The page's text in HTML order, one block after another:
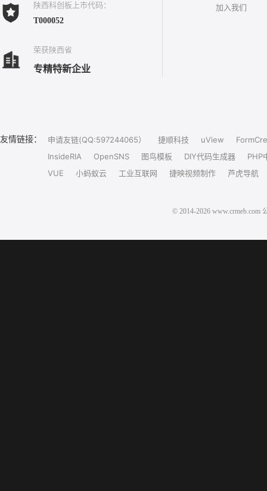
陕西科创板上市代码：
T000052
荣获陕西省
专精特新企业
加入我们
友情链接： 申请友链(QQ:597244065） 捷顺科技 uView
InsideRIA
OpenSNS 图鸟模板 DIY代码生成器
PHP
VUE
小蚂蚁云 工业互联网 捷映视频制作 芦虎导航
© 2014-2026